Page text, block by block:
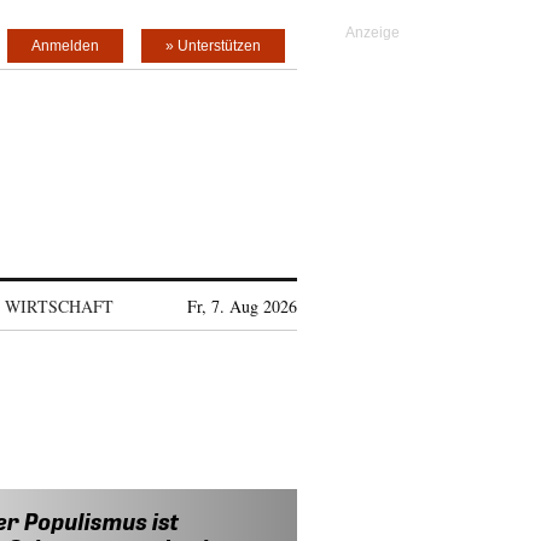
» Unterstützen
Anmelden
WIRTSCHAFT Fr, 7. Aug 2026